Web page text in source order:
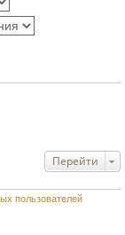
Перейти
пользователей